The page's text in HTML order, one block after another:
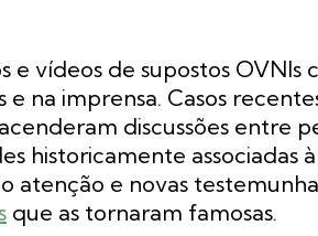
e vídeos de supostos
e na imprensa. Casos
discussões entre
historicamente associadas
atenção e novas
que as tornaram famosas.